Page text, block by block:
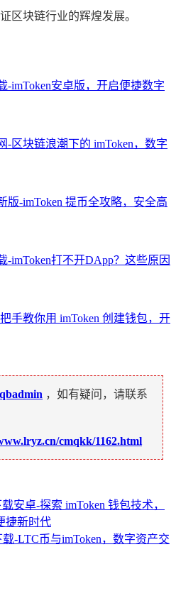
区块链行业的辉煌发展。
-imToken安卓版，开启便捷数字
-区块链浪潮下的 imToken，数字
版-imToken 提币全攻略，安全高
-imToken打不开DApp？这些原因
手教你用 imToken 创建钱包，开
qbadmin ，如有疑问，请联系
cmqkk/1162.html
安卓-探索 imToken 钱包技术，
捷新时代
-LTC币与imToken，数字资产交